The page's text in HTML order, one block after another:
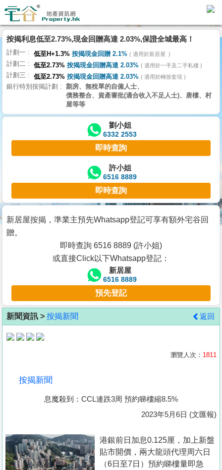
代
理
主
頁
搵
樓/
交
業
主
宅
谷
按
客
地
產
置
業
按揭利息低至2.73%,現金回贈高達 2.03%,保證全城最高！
計劃一 低至H+1.3% 按揭現金回贈 2.1% 適用於新居屋
計劃二 低至2.73% 按揭現金回贈高達 2.03% 適用於一手及二手私樓
計劃三 低至2.73% 按揭現金回贈高達 2.03% 適用於轉按套現
銀行特別按揭計劃
劏房、無稅單的自僱人士、
債務整合、資產審批(適合收入不足人士)、唐樓、村
屋等等
劉小姐
6332 2553
即時查詢
許小姐
6516 8889
即時查詢
新居屋按揭，準業主預先Whatsapp登記可享有額外宅谷回
贈。
即時查詢 6516 8889 (許小姐)
或直接Click以下Whatsapp登記：
新居屋
6516 8889
預先登記
新聞資訊 > 按揭新聞 返回
瀏覽人次： 1811
按揭新聞
息魔殺到：CCL連跌3周 預約睇樓縮8.5%
2023年5月6日 (文匯報)
港銀前日加息0.125厘，加上新盤
貼市開價，兩大龍頭代理周六日
（6日至7日）預約睇樓量即急